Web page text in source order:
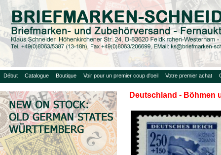
Début Catalogue Boutique Voir pour un premier coup d'oeil Votre premier achat
Deutschland - Böhmen